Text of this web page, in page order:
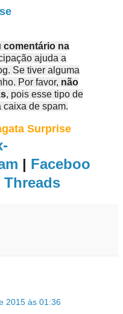
comentário na
ajuda a
Se tiver alguma
Por favor, não
, pois esse tipo de
caixa de spam.
Surprise
| Faceboo
Threads
2015 às 01:36